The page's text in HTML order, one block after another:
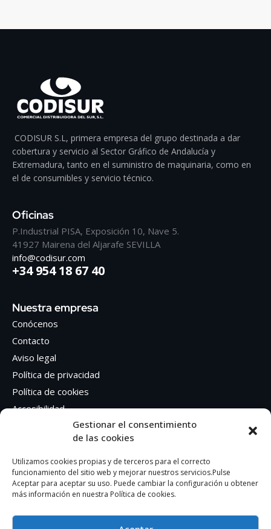
Gestionar el consentimiento
de las cookies
Utilizamos cookies propias y de terceros para el correcto
funcionamiento del sitio web y mejorar nuestros servicios.Pulse
Aceptar para aceptar su uso. Puede cambiar la configuración u obtener
más información en nuestra Política de cookies.
CODISUR S.L, primera empresa del grupo destinada a dar
cobertura y servicio al Sector Gráfico de Andalucía y
Extremadura, tanto en el suministro de maquinaria, como en
el de consumibles y servicio técnico.
Oficinas
P.Industrial PISA, Exposición 10, Nave 5.
41927 Mairena del Aljarafe SEVILLA
info@codisur.com
+34 954 18 67 40
Nuestra empresa
Conócenos
Contacto
Aviso legal
Política de privacidad
Política de cookies
Accesibilidad
Síguenos en Redes sociales
Facebook
Instagram